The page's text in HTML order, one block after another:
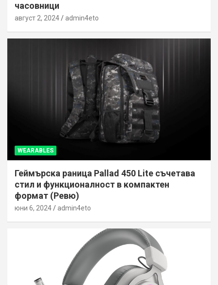
часовници
август 2, 2024 admin4eto
WEARABLES
Геймърска раница Pallad 450 Lite съчетава
стил и функционалност в компактен
формат (Ревю)
юни 6, 2024 admin4eto